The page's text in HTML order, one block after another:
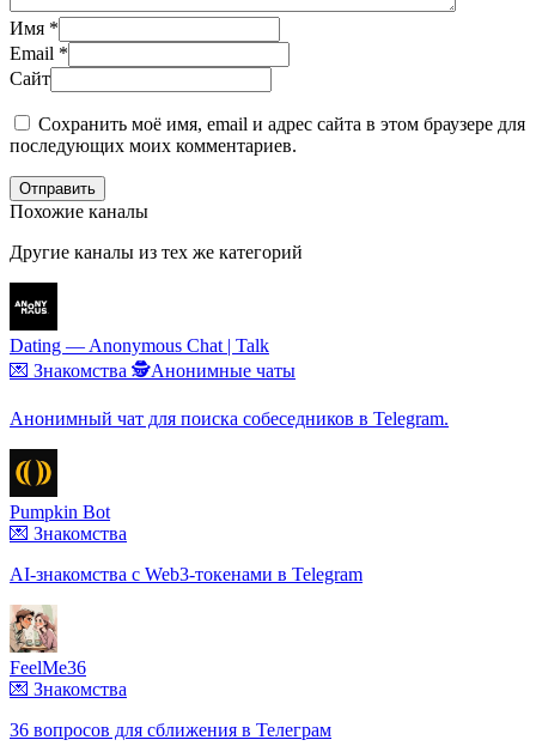
Имя *
Email *
Сайт
Сохранить моё имя, email и адрес сайта в этом браузере для
последующих моих комментариев.
Отправить
Похожие каналы
Другие каналы из тех же категорий
Dating — Anonymous Chat | Talk
💌 Знакомства 🕵️Анонимные чаты
Анонимный чат для поиска собеседников в Telegram.
Pumpkin Bot
💌 Знакомства
AI-знакомства с Web3-токенами в Telegram
FeelMe36
💌 Знакомства
36 вопросов для сближения в Телеграм